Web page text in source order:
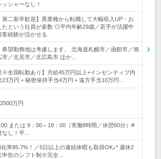
シャーなし！
第二新卒歓迎】異業種から転職して大幅収入UP・お
たという社員が多数 ◎平均年齢29歳／若手が活躍中
経験が活かせる
希望勤務地は考慮します。 北海道札幌市／函館市／旭
市／北見市／北広島市 ほか…
※全国転勤あり】月給45万円以上+インセンティブ内
23万円＋秘密保持手当4万円＋遠方手当10万円…
万円
または 9：00～18：00（実働8時間／休憩60分）#
し！平…
率85.7%！／5日以上の連続休暇も取得OK♪* 週休2
告のシフト制※完全…